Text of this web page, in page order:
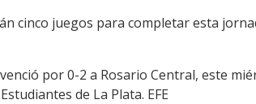
cinco juegos para completar esta
por 0-2 a Rosario Central, este
de La Plata. EFE